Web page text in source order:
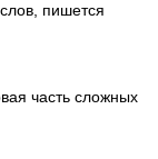
пишется
часть сложных